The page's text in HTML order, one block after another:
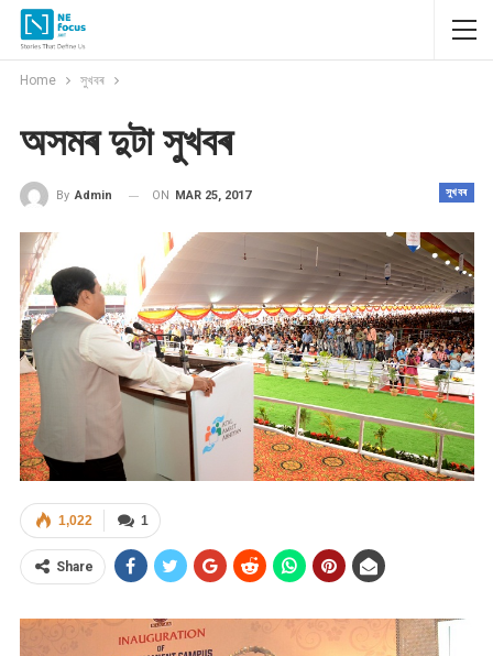
Home সুখবৰ
অসমৰ দুটা সুখবৰ
সুখবৰ
By Admin ON MAR 25, 2017
1
1,022
Share